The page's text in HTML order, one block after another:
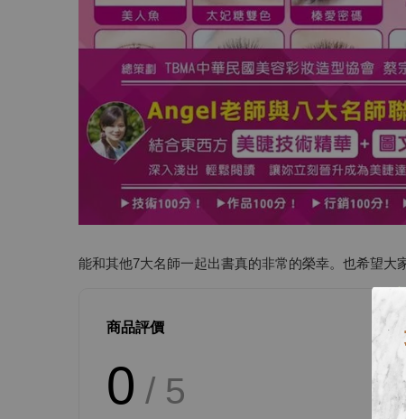
能和其他7大名師一起出書真的非常的榮幸。也希望大
商品評價
0 / 5